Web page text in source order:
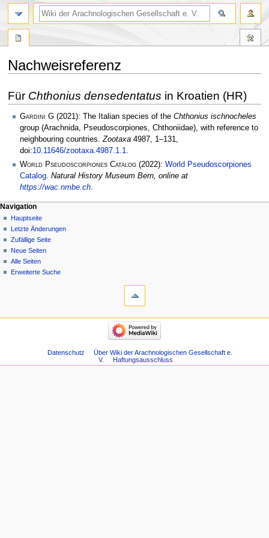
Nachweisreferenz
Navigation
springen
Suche
springen
Für Chthonius densedentatus in Kroatien (HR)
Gardini G (2021): The Italian species of the Chthonius ischnocheles
group (Arachnida, Pseudoscorpiones, Chthoniidae), with reference to
neighbouring countries.Zootaxa 4987, 1–131,
doi:10.11646/zootaxa.4987.1.1.
World Pseudoscorpiones Catalog (2022): World Pseudoscorpiones
Catalog Natural History Museum Bern, online at
https://wac.nmbe.ch
Navigation
Hauptseite
Letzte Änderungen
Zufällige Seite
Neue Seiten
Alle Seiten
Erweiterte Suche
Datenschutz
Über Wiki der Arachnologischen Gesellschaft e.
V.
Haftungsausschluss